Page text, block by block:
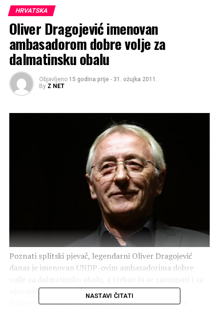
HRVATSKA
Oliver Dragojević imenovan
ambasadorom dobre volje za
dalmatinsku obalu
Objavljeno 15 godina prije - 31. ožujka 2011.
By Z NET
Poznati splitski pjevač, legendarni Oliver Dragojević
danas je imenovan UNDP-ovim ambasadorima dobre
očuvanje i razvoj prirodne i kulturne baštine
dalmatinske obale, što su ujedno i ciljevi programa
NASTAVI ČITATI